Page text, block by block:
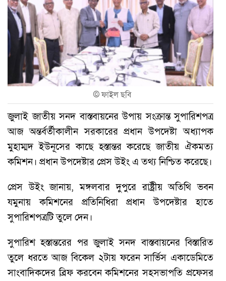
©ফাইল ছবি
জুলাই জাতীয় সনদ বাস্তবায়নের উপায় সংক্রান্ত সুপারিশপত্র
আজ অন্তর্বর্তীকালীন সরকারের প্রধান উপদেষ্টা অধ্যাপক
মুহাম্মদ ইউনূসের কাছে হস্তান্তর করেছে জাতীয় ঐকমত্য
কমিশন। প্রধান উপদেষ্টার প্রেস উইং এ তথ্য নিশ্চিত করেছে।
প্রেস উইং জানায়, মঙ্গলবার দুপুরে রাষ্ট্রীয় অতিথি ভবন
যমুনায় কমিশনের প্রতিনিধিরা প্রধান উপদেষ্টার হাতে
সুপারিশপত্রটি তুলে দেন।
সুপারিশ হস্তান্তরের পর জুলাই সনদ বাস্তবায়নের বিস্তারিত
তুলে ধরতে আজ বিকেল ২টায় ফরেন সার্ভিস একাডেমিতে
সাংবাদিকদের ব্রিফ করবেন কমিশনের সহসভাপতি প্রফেসর